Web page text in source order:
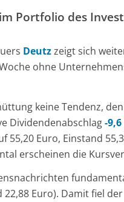
Portfolio des
Deutzzeigt sich
ohne
keine Tendenz,
Dividendenabschlag-
55,20 Euro, Einstand
erscheinen die
22,88 Euro). Damit fiel